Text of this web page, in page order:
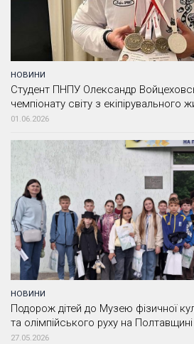
НОВИНИ
Студент ПНПУ Олександр
чемпіонату світу з екіпірувального
01.06.2026
НОВИНИ
Подорож дітей до Музею фізичної
та олімпійського руху на Полтавщині
27.05.2026